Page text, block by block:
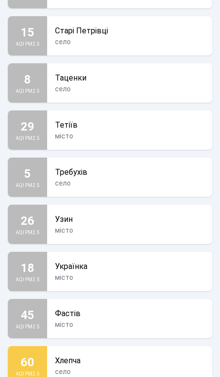
15
AQI PM2.5
Старі Петрівці
село
8
AQI PM2.5
Таценки
село
29
AQI PM2.5
Тетіїв
місто
5
AQI PM2.5
Требухів
село
26
AQI PM2.5
Узин
місто
18
AQI PM2.5
Українка
місто
45
AQI PM2.5
Фастів
місто
60
AQI PM2.5
Хлепча
село